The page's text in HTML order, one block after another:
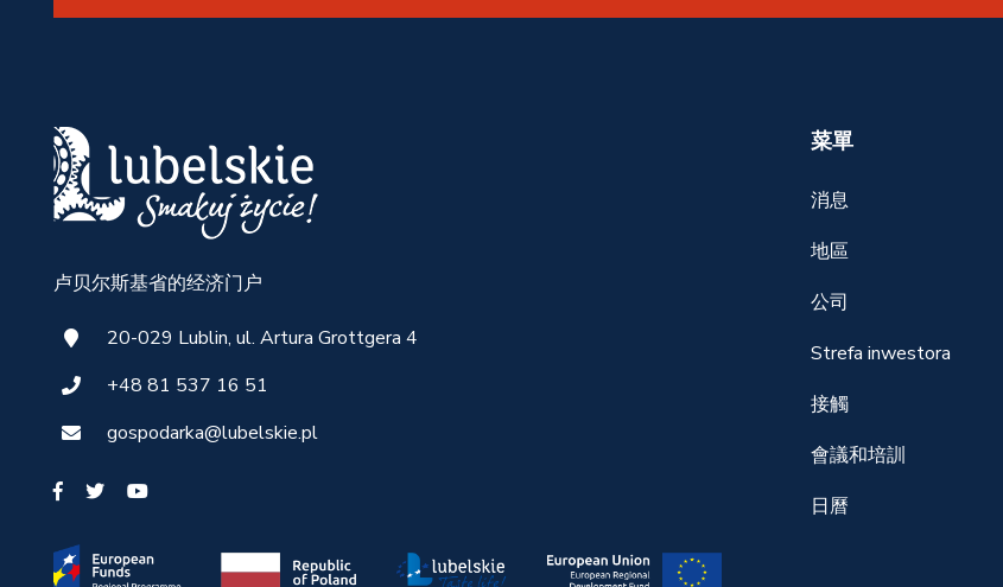
卢贝尔斯基省的经济门户
20-029 Lublin, ul. Artura Grottgera 4
+48 81 537 16 51
gospodarka@lubelskie.pl
菜單
消息
地區
公司
Strefa inwestora
接觸
會議和培訓
日曆